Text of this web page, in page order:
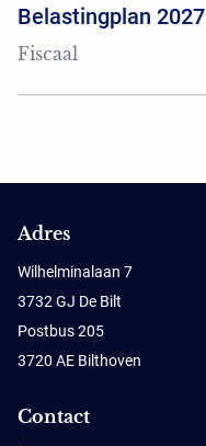
Belastingplan 2027
Fiscaal
Adres
Wilhelminalaan 7
3732 GJ De Bilt
Postbus 205
3720 AE Bilthoven
Contact